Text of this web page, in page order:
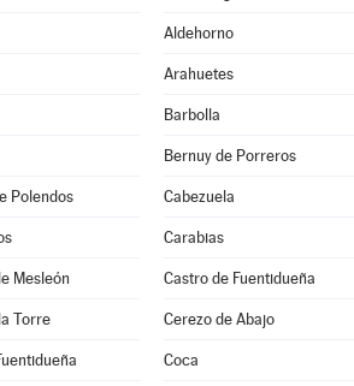
Aldehorno
Arahuetes
Barbolla
Bernuy de Porreros
Polendos Cabezuela
Carabias
Mesleón Castro de Fuentidueña
Torre Cerezo de Abajo
Coca